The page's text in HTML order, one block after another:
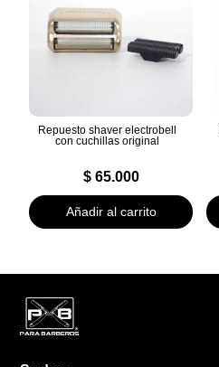
Repuesto shaver electrobell
con cuchillas original
$65.000
Añadir al carrito